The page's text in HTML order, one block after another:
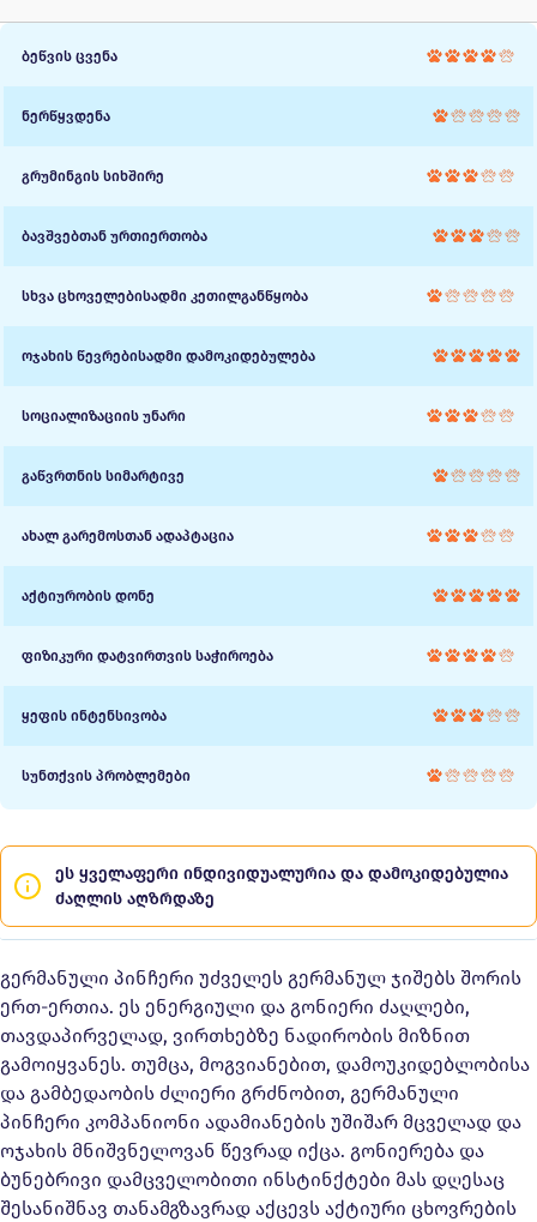
ბეწვის ცვენა
ნერწყვდენა
გრუმინგის სიხშირე
ბავშვებთან ურთიერთობა
სხვა ცხოველებისადმი კეთილგანწყობა
ოჯახის წევრებისადმი დამოკიდებულება
სოციალიზაციის უნარი
გაწვრთნის სიმარტივე
ახალ გარემოსთან ადაპტაცია
აქტიურობის დონე
ფიზიკური დატვირთვის საჭიროება
ყეფის ინტენსივობა
სუნთქვის პრობლემები
ეს ყველაფერი ინდივიდუალურია და დამოკიდებულია
ძაღლის აღზრდაზე
გერმანული პინჩერი უძველეს გერმანულ ჯიშებს შორის
ერთ-ერთია. ეს ენერგიული და გონიერი ძაღლები,
თავდაპირველად, ვირთხებზე ნადირობის მიზნით
გამოიყვანეს. თუმცა, მოგვიანებით, დამოუკიდებლობისა
და გამბედაობის ძლიერი გრძნობით, გერმანული
პინჩერი კომპანიონი ადამიანების უშიშარ მცველად და
ოჯახის მნიშვნელოვან წევრად იქცა. გონიერება და
ბუნებრივი დამცველობითი ინსტინქტები მას დღესაც
შესანიშნავ თანამგზავრად აქცევს აქტიური ცხოვრების